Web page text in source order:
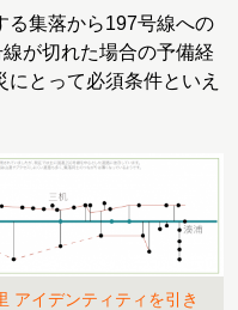
集落から197号線への
が切れた場合の予備経
とって必須条件といえ
アイデンティティを引き